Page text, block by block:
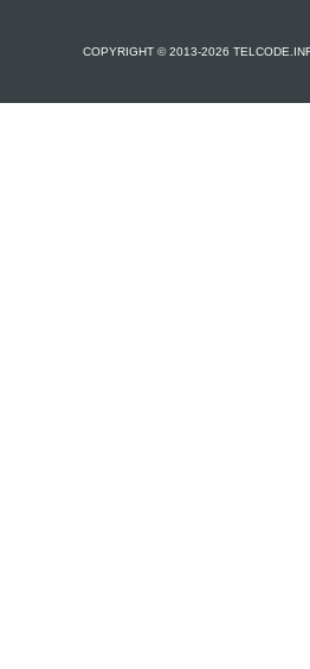
COPYRIGHT © 2013-2026